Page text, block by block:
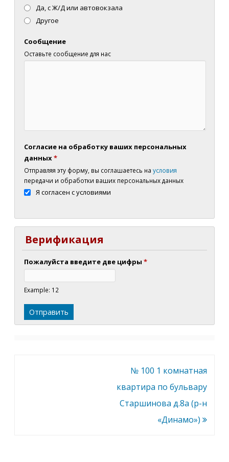
Да, с Ж/Д или автовокзала
Другое
Сообщение
Оставьте сообщение для нас
Согласие на обработку ваших персональных
данных*
Отправляя эту форму, вы соглашаетесь на условия
передачи и обработки ваших персональных данных
Я согласен с условиями
Верификация
Пожалуйста введите две цифры *
Example: 12
№ 100 1 комнатная
квартира по бульвару
Старшинова д.8а (р-н
«Динамо»)